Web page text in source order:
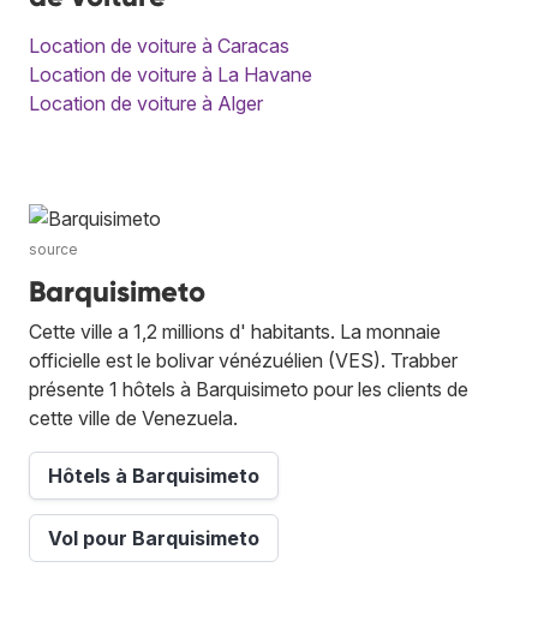
Location de voiture à Caracas
Location de voiture à La Havane
Location de voiture à Alger
source
Barquisimeto
Cette ville a 1,2 millions d' habitants. La monnaie
officielle est le bolivar vénézuélien (VES). Trabber
présente 1 hôtels à Barquisimeto pour les clients de
cette ville de Venezuela.
Hôtels à Barquisimeto
Vol pour Barquisimeto